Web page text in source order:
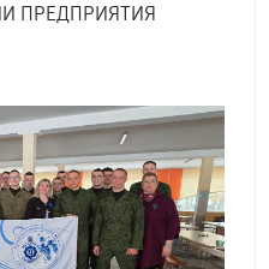
ПРЕДПРИЯТИЯ